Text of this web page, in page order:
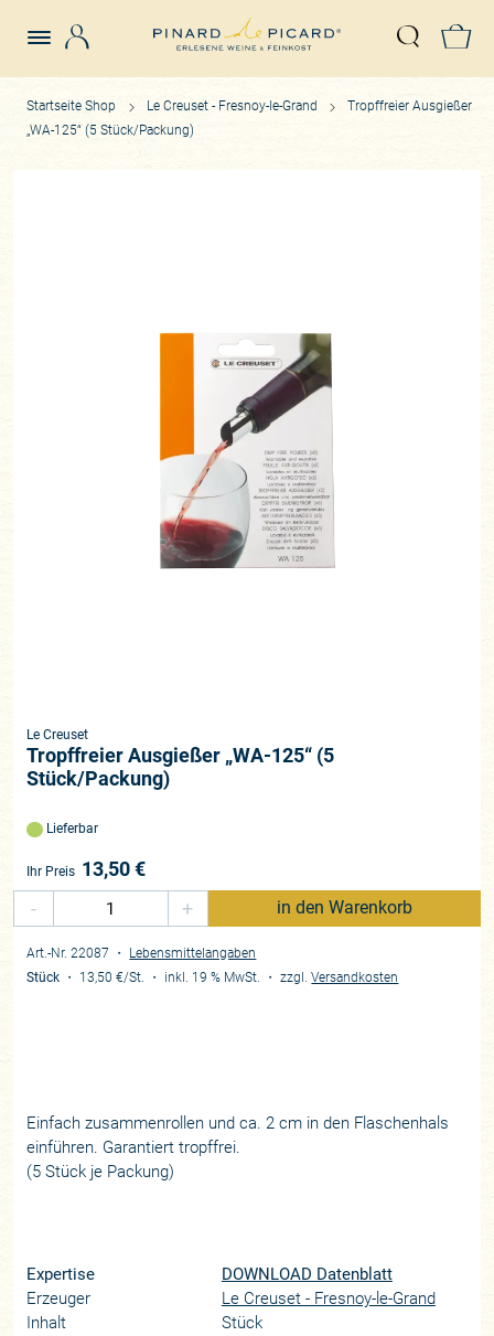
Suche
Startseite Shop Le Creuset - Fresnoy-le-Grand
Tropffreier Ausgießer
„WA-125“ (5 Stück/Packung)
Le Creuset
Tropffreier Ausgießer „WA-125“ (5
Stück/Packung)
Lieferbar
Ihr Preis 13,50€
-
+ in den Warenkorb
Art.-Nr. 22087 ・ Lebensmittelangaben
Stück ・ 13,50 €/St. ・ inkl. 19 % MwSt. ・zzgl.Versandkosten
Einfach zusammenrollen und ca. 2 cm in den Flaschenhals
einführen. Garantiert tropffrei.
(5 Stück je Packung)
Expertise
DOWNLOAD Datenblatt
Erzeuger
Le Creuset - Fresnoy-le-Grand
Inhalt
Stück